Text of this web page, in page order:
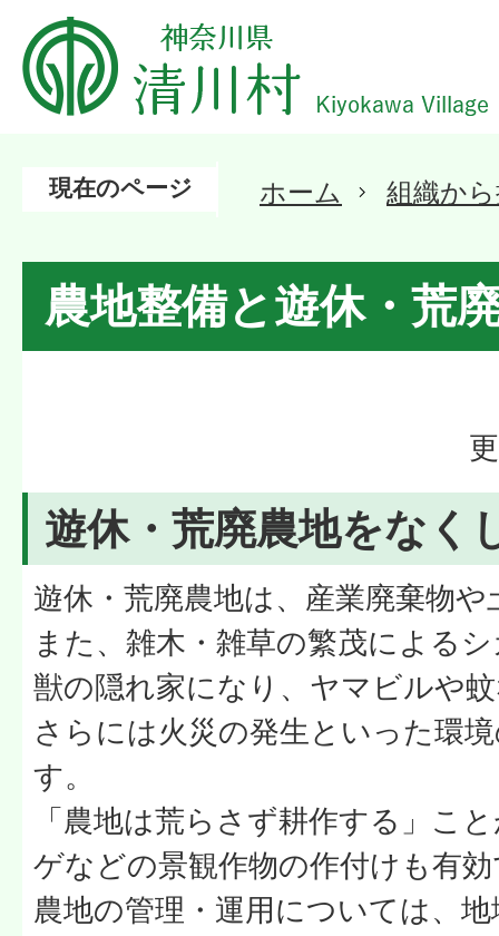
現在のページ ホーム 組織か
農地整備と遊休・荒
遊休・荒廃農地をなく
遊休・荒廃農地は、産業廃棄物
また、雑木・雑草の繁茂による
獣の隠れ家になり、ヤマビルや
さらには火災の発生といった環
す。
「農地は荒らさず耕作する」こ
ゲなどの景観作物の作付けも有
農地の管理・運用については、